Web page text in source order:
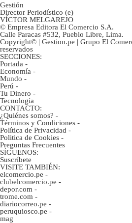
Gestión
Director Periodístico (e)
VÍCTOR MELGAREJO
© Empresa Editora El Comercio S.A.
Calle Paracas #532, Pueblo Libre, Lima.
Copyright© | Gestion.pe | Grupo El
reservados
SECCIONES:
Portada -
Economía -
Mundo -
Perú -
Tu Dinero -
Tecnología
CONTACTO:
¿Quiénes somos? -
Términos y Condiciones -
Política de Privacidad -
Politica de Cookies -
Preguntas Frecuentes
SÍGUENOS:
Suscríbete
VISITE TAMBIÉN:
elcomercio.pe -
clubelcomercio.pe -
depor.com -
trome.com -
diariocorreo.pe -
peruquiosco.pe -
mag